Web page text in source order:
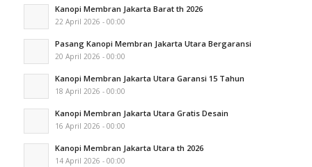
Kanopi Membran Jakarta Barat th 2026
22 April 2026 - 00:00
Pasang Kanopi Membran Jakarta Utara Bergaransi
20 April 2026 - 00:00
Kanopi Membran Jakarta Utara Garansi 15 Tahun
18 April 2026 - 00:00
Kanopi Membran Jakarta Utara Gratis Desain
16 April 2026 - 00:00
Kanopi Membran Jakarta Utara th 2026
14 April 2026 - 00:00